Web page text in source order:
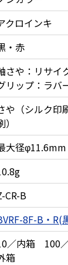
クロインキ
・赤
さや：リサイ
リップ：ラバ
や（シルク印
）
大径
CR-B
8F-B・R(
／内箱 100
箱